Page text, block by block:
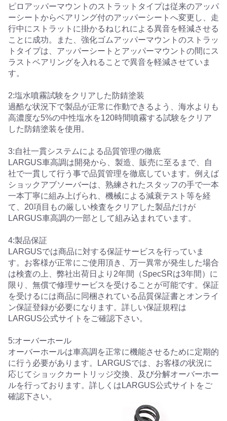
ピロアッパーマウントのストラットタイプは従来のアッパ
ーシートからベアリング付のアッパーシートへ変更し、走
行中にストラットに掛かるねじれによる異音を軽減させる
ことに成功。また、強化ゴムアッパーマウントのストラッ
トタイプは、アッパーシートとアッパーマウントの間にス
ラストベアリングを入れることで異音を軽減させていま
す。
2:塩水噴霧試験をクリアした防錆塗装
過酷な状況下で製品が正常に作動できるよう、海水よりも
高濃度な5%の中性塩水を120時間噴霧する試験をクリア
した防錆塗装を使用。
3:自社一貫システムによる品質管理の徹底
LARGUS車高調は開発から、製造、販売に至るまで、自
社で一貫して行う事で品質管理を徹底しています。例えば
ショックアブソーバーは、熟練されたスタッフの手で一本
一本丁寧に組み上げられ、機械による減衰テスト等を経
て、20項目もの厳しい検査をクリアした製品だけが
LARGUS車高調の一部として組み込まれています。
4:製品保証
LARGUSでは商品に対する保証サービスを行っていま
す。お客様が正常にご使用頂き、万一異常が発生した場合
は検査の上、弊社出荷日より2年間（SpecSRは3年間）に
限り、無償で修理サービスを受けることが可能です。保証
を受けるには商品に同梱されている品質保証書とオンライ
ン保証登録が必要になります。詳しい保証規程は
LARGUS公式サイトをご確認下さい。
5:オーバーホール
オーバーホールは車高調を正常に機能させるために定期的
に行う必要があります。LARGUSでは、お客様の状況に
応じてショックカートリッジ交換、及び分解オーバーホー
ルを行っております。詳しくはLARGUS公式サイトをご
確認下さい。